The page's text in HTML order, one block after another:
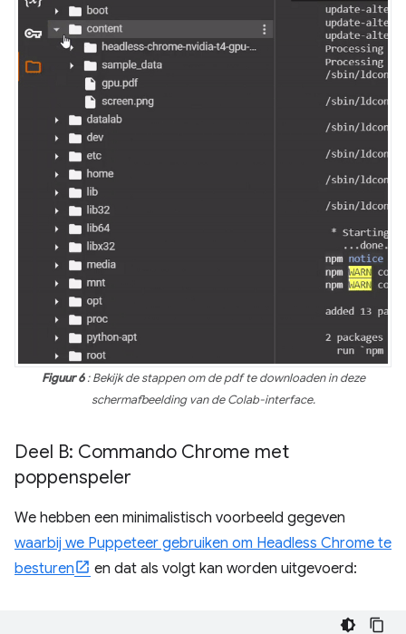
Figuur 6: Bekijk de stappen om de pdf te downloaden in deze
schermafbeelding van de Colab-interface.
Deel B: Commando Chrome met
poppenspeler
We hebben een minimalistisch voorbeeld gegeven
waarbij we Puppeteer gebruiken om Headless Chrome te
besturen
en dat als volgt kan worden uitgevoerd: